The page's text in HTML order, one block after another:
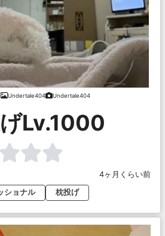
Undertale404 Undertale404
Lv.1000
4ヶ月くらい前
ショナル 枕投げ